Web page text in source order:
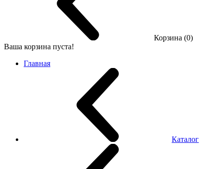
Корзина (0)
Ваша корзина пуста!
Главная
Каталог